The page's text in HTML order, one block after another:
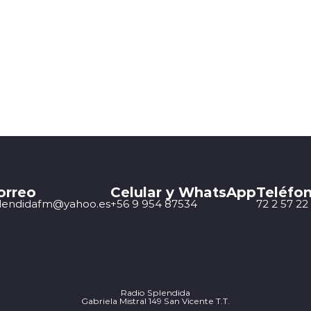
Celular y WhatsApp
+56 9 954 87534 72 2 57 22
Radio Splendida
Gabriela Mistral 149 San Vicente T.T.